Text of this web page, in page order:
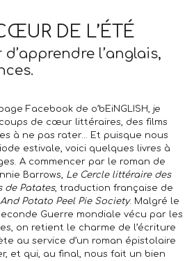
DE L’ÉTÉ
l’anglais,
Facebook de o’bEiNGLISH, je
de cœur littéraires, des films
à ne pas rater… Et puisque nous
estivale, voici quelques livres à
A commencer par le roman de
Barrows, Le Cercle littéraire des
de Patates, traduction française de
Potato Peel Pie Society. Malgré le
Guerre mondiale vécu par les
on retient le charme de l’écriture
au service d’un roman épistolaire
et qui, au final, nous fait un bien